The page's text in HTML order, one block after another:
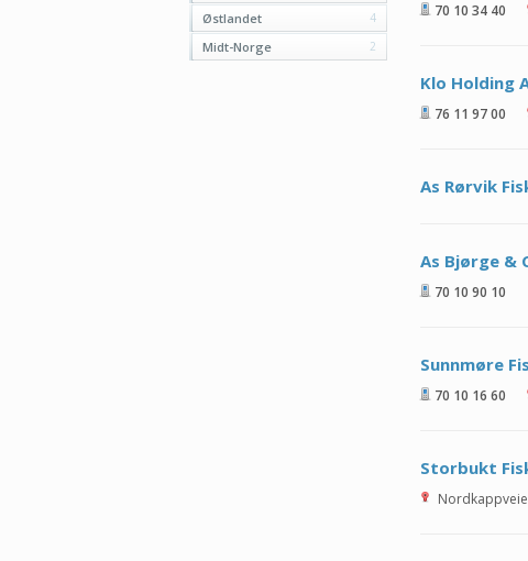
Østlandet 4
Midt-Norge 2
70 10 34 40
Klo Holding
76 11 97 00
As Rørvik
As Bjørge &
70 10 90 10
Sunnmøre
70 10 16 60
Storbukt